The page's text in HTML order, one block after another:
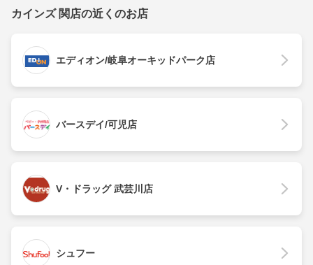
カインズ 関店の近くのお店
エディオン/岐阜オーキッドパーク店
バースデイ/可児店
V・ドラッグ 武芸川店
シュフー